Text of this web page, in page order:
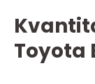
Toyota